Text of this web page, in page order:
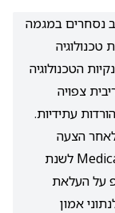
נסחרים במגמה
הטכנולוגיה
צפויה
עתידיות.
לאחר הצעה
להעלאה מזערית בתשלומי Medicare Advantage לשנת
על העלאת
אמון